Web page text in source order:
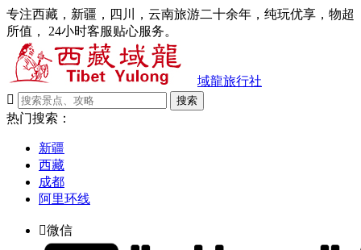
专注西藏，新疆，四川，云南旅游二十余年，纯玩优享，物超
所值， 24小时客服贴心服务。
域龍旅行社

搜索
热门搜索：
新疆
西藏
成都
阿里环线
微信